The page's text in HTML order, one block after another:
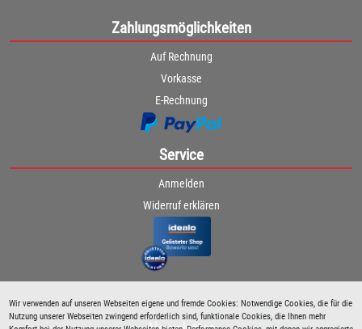
Wir verwenden auf unseren Webseiten eigene und fremde Cookies: Notwendige Cookies, die für die
Nutzung unserer Webseiten zwingend erforderlich sind, funktionale Cookies, die Ihnen mehr
Zahlungsmöglichkeiten
Auf Rechnung
Vorkasse
E-Rechnung
Service
Anmelden
Widerruf erklären